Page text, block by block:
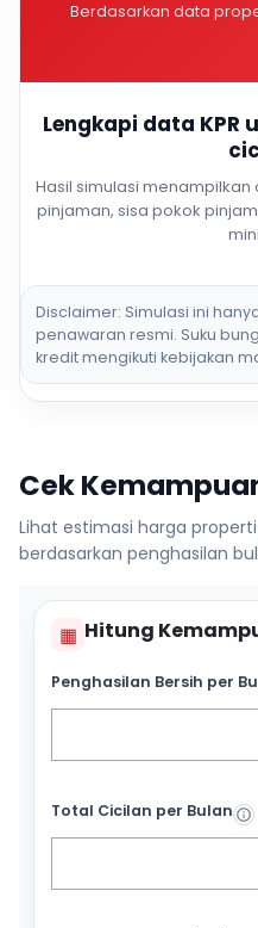
Berdasarkan data
Lengkapi data KPR
Hasil simulasi
pinjaman, sisa pokok
Disclaimer: Simulasi ini
penawaran resmi. Suku
kredit mengikuti kebijakan
Cek
Lihat estimasi harga
berdasarkan penghasilan
▦ Hitung
Penghasilan Bersih per
Total Cicilan per Bulan